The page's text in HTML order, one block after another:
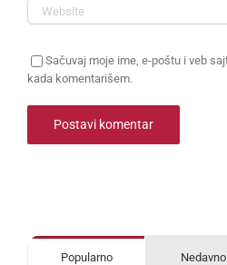
Sačuvaj moje ime, e-poštu i veb
kada komentarišem.
Popularno Nedavno